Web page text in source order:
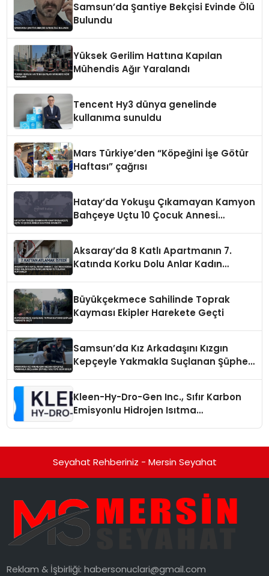
Samsun’da Şantiye Bekçisi Evinde Ölü
Bulundu
Yüksek Gerilim Hattına Kapılan
Mühendis Ağır Yaralandı
Tencent Hy3 dünya genelinde
kullanıma sunuldu
Mars Türkiye’den “Köpeğini İşe Götür
Haftası” çağrısı
Hatay’da Yokuşu Çıkamayan Kamyon
Bahçeye Uçtu 10 Çocuk Annesi
Aksaray’da 8 Katlı Apartmanın 7.
Katında Korku Dolu Anlar Kadın
Büyükçekmece Sahilinde Toprak
Kayması Ekipler Harekete Geçti
Samsun’da Kız Arkadaşını Kızgın
Kepçeyle Yakmakla Suçlanan Şüpheli
Kleen-Hy-Dro-Gen Inc., Sıfır Karbon
Emisyonlu Hidrojen Isıtma
Seyahat Rehberiniz - Mersin Seyahat
Reklam & İşbirliği:habersonuclari@gmail.com